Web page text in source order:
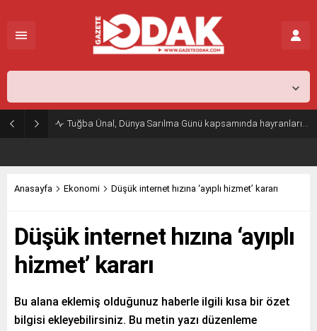
Tuğba Ünal, Dünya Sarılma Günü kapsamında hayranlarıyla buluştu
Anasayfa Ekonomi Düşük internet hızına ‘ayıplı hizmet’ kararı
Düşük internet hızına ‘ayıplı
hizmet’ kararı
Bu alana eklemiş olduğunuz haberle ilgili kısa bir özet
bilgisi ekleyebilirsiniz. Bu metin yazı düzenleme